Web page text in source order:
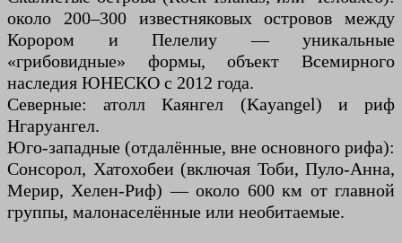
около 200–300 известняковых островов между
Корором и Пелелиу — уникальные
«грибовидные» формы, объект Всемирного
наследия ЮНЕСКО с 2012 года.
Северные: атолл Каянгел (Kayangel) и риф
Нгаруангел.
Юго-западные (отдалённые, вне основного рифа):
Сонсорол, Хатохобеи (включая Тоби, Пулo-Анна,
Мерир, Хелен-Риф) — около 600 км от главной
группы, малонаселённые или необитаемые.